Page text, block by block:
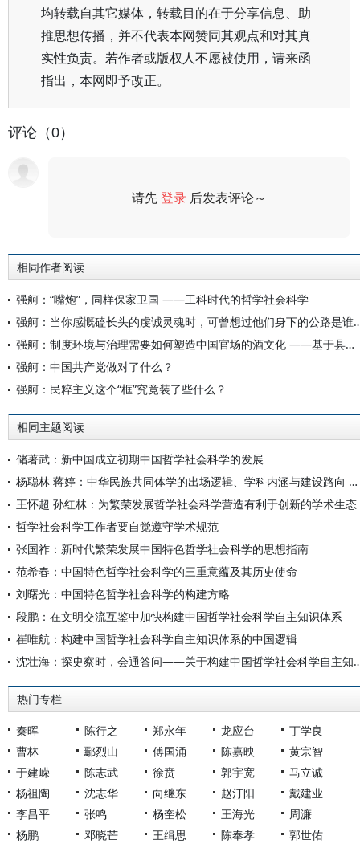
均转载自其它媒体，转载目的在于分享信息、助
推思想传播，并不代表本网赞同其观点和对其真
实性负责。若作者或版权人不愿被使用，请来函
指出，本网即予改正。
评论（0）
请先登录 后发表评论～
相同作者阅读
强舸：“嘴炮”，同样保家卫国 ——工科时代的哲学社会科学
强舸：当你感慨磕长头的虔诚
强舸：制度环境与治理需要如何塑造中国官场的酒文化 ——基于县域官员饮酒行为的实证研究
强舸：中国共产党做对了什么？
强舸：民粹主义这个“框”究竟装了些什么？
相同主题阅读
储著武：新中国成立初期中国哲学社会科学的发展
杨聪林 蒋婷：中华民族共同体学的出场逻辑、学科内涵与建设路向 ——创新交叉学科自主知识体系、探索中国特色哲学社会科学发展范式
王怀超 孙红林：为繁荣发展哲学社会科学营造有利于创新的学术生态
哲学社会科学工作者要自觉遵守学术规范
张国祚：新时代繁荣发展中国特色哲学社会科学的思想指南
范希春：中国特色哲学社会科学的三重意蕴及其历史使命
刘曙光：中国特色哲学社会科学的构建方略
段鹏：在文明交流互鉴中加快构建中国哲学社会科学自主知识体系
崔唯航：构建中国哲学社会科学自主知识体系的中国逻辑
沈壮海：探史察时，会通答问——关
热门专栏
秦晖 陈行之 郑永年 龙应台
丁学良
曹林
鄢烈山 傅国涌 陈嘉映
黄宗智
于建嵘
陈志武 徐贲 郭宇宽
马立诚
杨祖陶
沈志华 向继东 赵汀阳
戴建业
李昌平
张鸣 杨奎松 王海光
周濂
杨鹏
邓晓芒 王缉思 陈奉孝 郭世佑